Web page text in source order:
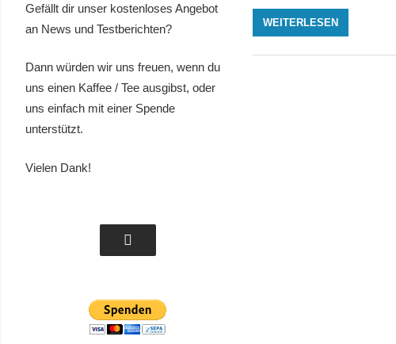
WEITERLESEN
Gefällt dir unser kostenloses Angebot
an News und Testberichten?
Dann würden wir uns freuen, wenn du
uns einen Kaffee / Tee ausgibst, oder
uns einfach mit einer Spende
unterstützt.
Vielen Dank!